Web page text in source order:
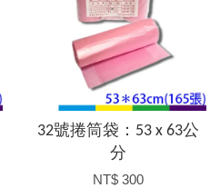
32號捲筒袋：53 x 63公
分
NT$ 300